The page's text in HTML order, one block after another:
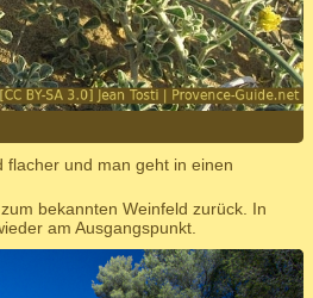
flacher und man geht in einen
bekannten Weinfeld zurück. In
am Ausgangspunkt.